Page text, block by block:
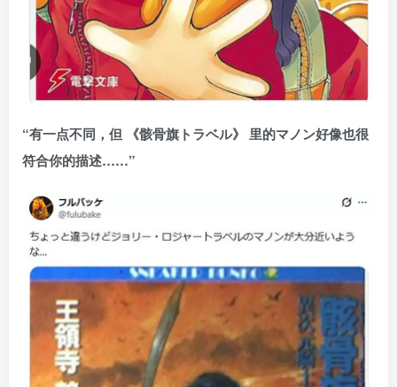
“有一点不同，但 《骸骨旗トラベル》 里的マノン好像也很
符合你的描述……”